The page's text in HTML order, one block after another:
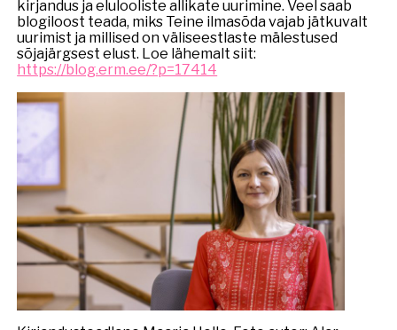
kirjandus ja elulooliste allikate uurimine. Veel saab
blogiloost teada, miks Teine ilmasõda vajab jätkuvalt
uurimist ja millised on väliseestlaste mälestused
sõjajärgsest elust. Loe lähemalt siit:
https://blog.erm.ee/?p=17414